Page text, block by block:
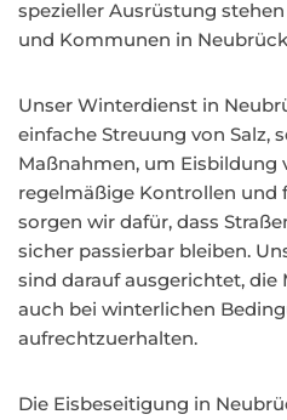
spezieller Ausrüstung
und Kommunen in
Unser Winterdienst in
einfache Streuung von Salz,
Maßnahmen, um Eisbildung
regelmäßige Kontrollen und
sorgen wir dafür, dass
sicher passierbar bleiben.
sind darauf ausgerichtet,
auch bei winterlichen
aufrechtzuerhalten.
Die Eisbeseitigung in